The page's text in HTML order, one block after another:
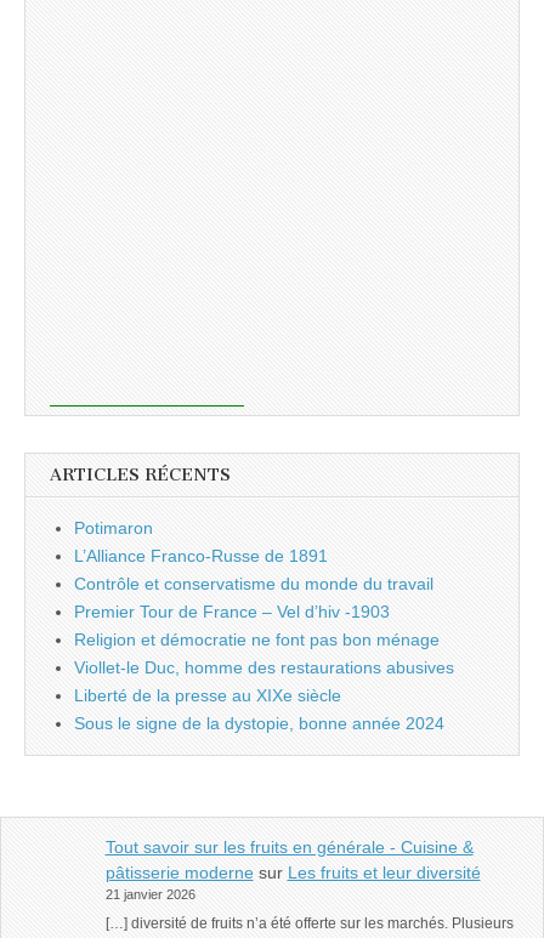
ARTICLES RÉCENTS
Potimaron
L’Alliance Franco-Russe de 1891
Contrôle et conservatisme du monde du travail
Premier Tour de France – Vel d’hiv -1903
Religion et démocratie ne font pas bon ménage
Viollet-le Duc, homme des restaurations abusives
Liberté de la presse au XIXe siècle
Sous le signe de la dystopie, bonne année 2024
Tout savoir sur les fruits en générale - Cuisine &
pâtisserie modernesur Les fruits et leur diversité
21 janvier 2026
[…] diversité de fruits n’a été offerte sur les marchés. Plusieurs